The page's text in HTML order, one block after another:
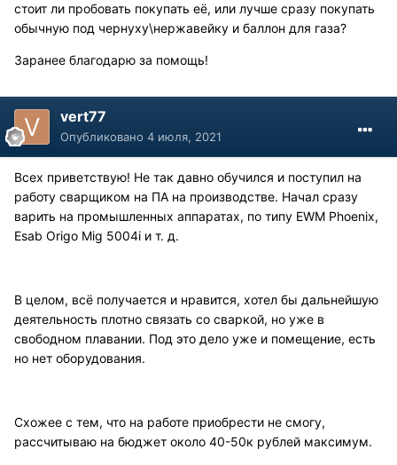
стоит ли пробовать покупать её, или лучше сразу покупать
обычную под чернуху\нержавейку и баллон для газа?
Заранее благодарю за помощь!
vert77
Опубликовано 4 июля, 2021
Всех приветствую! Не так давно обучился и поступил на
работу сварщиком на ПА на производстве. Начал сразу
варить на промышленных аппаратах, по типу EWM Phoenix,
Esab Origo Mig 5004i и т. д.
В целом, всё получается и нравится, хотел бы дальнейшую
деятельность плотно связать со сваркой, но уже в
свободном плавании. Под это дело уже и помещение, есть
но нет оборудования.
Схожее с тем, что на работе приобрести не смогу,
рассчитываю на бюджет около 40-50к рублей максимум.